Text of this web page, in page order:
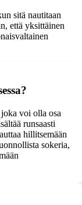
sitä nautitaan
että yksittäinen
voi olla osa
runsaasti
hillitsemään
sokeria,